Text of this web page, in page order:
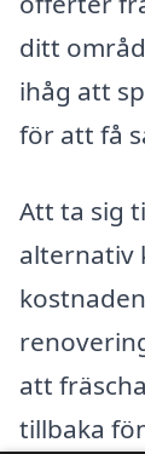
ditt
ihåg att
för att få
Att ta sig
alternativ
att
tillbaka